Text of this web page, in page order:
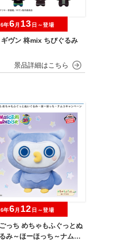
ヴン 柊mix ちびぐるみ
年6 月 13 日～登場
っち めちゃもふぐっとぬ
み～ほーほっち～ナムコ
年6 月 12 日～登場